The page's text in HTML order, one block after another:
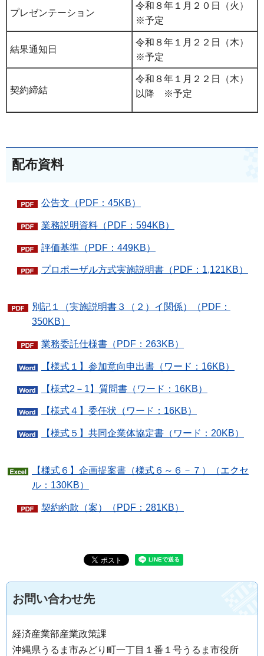
プレゼンテーション
令和８年１月２０日（火）
※予定
結果通知日
令和８年１月２２日（木）
※予定
契約締結
令和８年１月２２日（木）
以降 ※予定
配布資料
公告文（PDF：45KB）
業務説明資料（PDF：594KB）
評価基準（PDF：449KB）
プロポーザル方式実施説明書（PDF：1,121KB）
別記１（実施説明書３（２）イ関係）（PDF：
350KB）
業務委託仕様書（PDF：263KB）
【様式１】参加意向申出書（ワード：16KB）
【様式2－1】質問書（ワード：16KB）
【様式４】委任状（ワード：16KB）
【様式５】共同企業体協定書（ワード：20KB）
【様式６】企画提案書（様式６～６－７）（エクセ
ル：130KB）
契約約款（案）（PDF：281KB）
お問い合わせ先
経済産業部産業政策課
沖縄県うるま市みどり町一丁目１番１号うるま市役所